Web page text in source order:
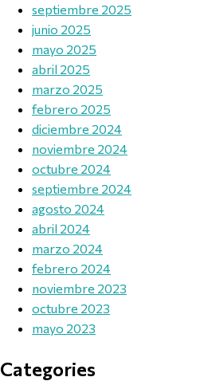
septiembre 2025
junio 2025
mayo 2025
abril 2025
marzo 2025
febrero 2025
diciembre 2024
noviembre 2024
octubre 2024
septiembre 2024
agosto 2024
abril 2024
marzo 2024
febrero 2024
noviembre 2023
octubre 2023
mayo 2023
Categories